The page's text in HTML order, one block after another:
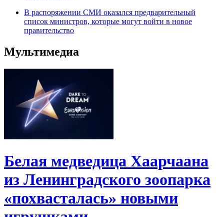
В распоряжении СМИ оказался предварительный
список министров, которые могут войти в новое
правительство
Мультимедиа
Белая медведица Хаарчаана
из Ленинградского зоопарка
«похвасталась» новыми